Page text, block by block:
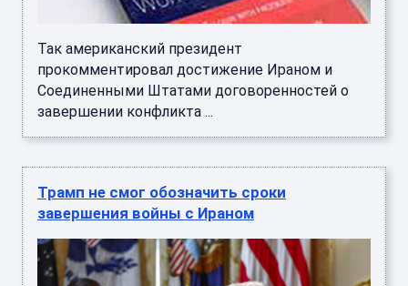
Так американский президент
прокомментировал достижение Ираном и
Соединенными Штатами договоренностей о
завершении конфликта ...
Трамп не смог обозначить сроки
завершения войны с Ираном